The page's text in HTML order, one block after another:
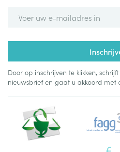
Door op inschrijven te klikken,
nieuwsbrief en gaat u akkoord met